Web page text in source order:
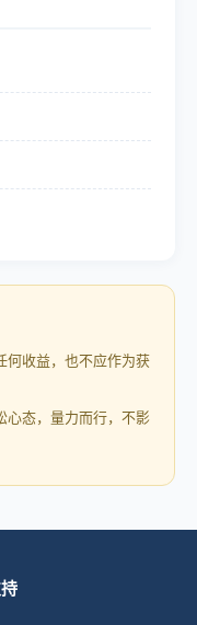
何收益，也不应作为获
心态，量力而行，不影